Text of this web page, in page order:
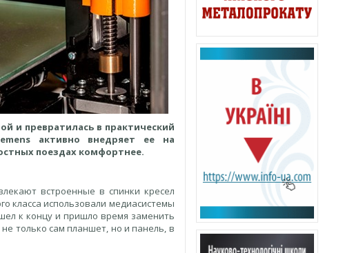
и превратилась в практический
активно внедряет ее на
поездах комфортнее.
встроенные в спинки кресел
класса использовали медиасистемы
к концу и пришло время заменить
только сам планшет, но и панель, в